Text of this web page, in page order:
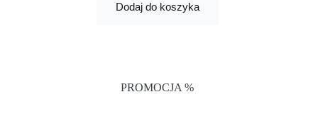
Dodaj do koszyka
PROMOCJA %